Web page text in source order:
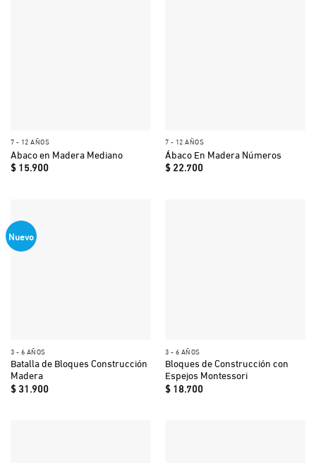
7 - 12 AÑOS
Abaco en Madera Mediano
$15.900
7 - 12 AÑOS
Ábaco En Madera Números
$22.700
Nuevo
3 - 6 AÑOS
Batalla de Bloques Construcción
Madera
$31.900
3 - 6 AÑOS
Bloques de Construcción con
Espejos Montessori
$18.700